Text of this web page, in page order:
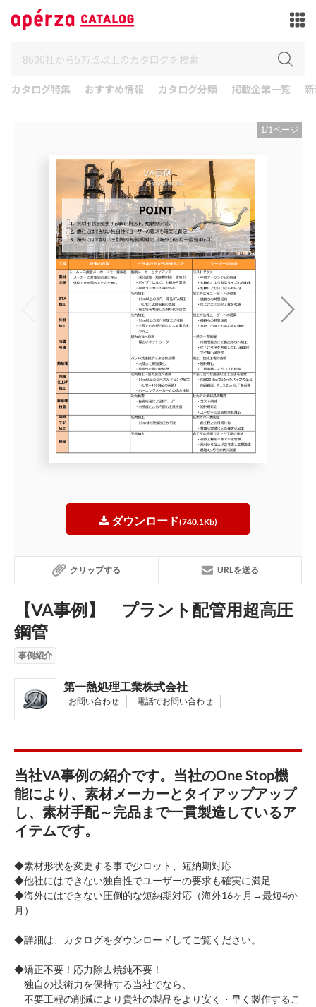
カタログ特集 おすすめ情報 カタログ分類 掲載企業一覧
1/1ページ
ダウンロード(740.1Kb)
クリップする URLを送る
【VA事例】 プラント配管用超高圧
鋼管
事例紹介
第一熱処理工業株式会社
お問い合わせ 電話でお問い合わせ
当社VA事例の紹介です。当社のOne Stop機
能により、素材メーカーとタイアップアップ
し、素材手配～完品まで一貫製造しているア
イテムです。
◆素材形状を変更する事で少ロット、短納期対応
◆他社にはできない独自性でユーザーの要求も確実に満足
◆海外にはできない圧倒的な短納期対応（海外16ヶ月→最短4か
月）
◆詳細は、カタログをダウンロードしてご覧ください。
◆矯正不要！応力除去焼鈍不要！
独自の技術力を保持する当社でなら、
不要工程の削減により貴社の製品をより安く・早く製作するこ